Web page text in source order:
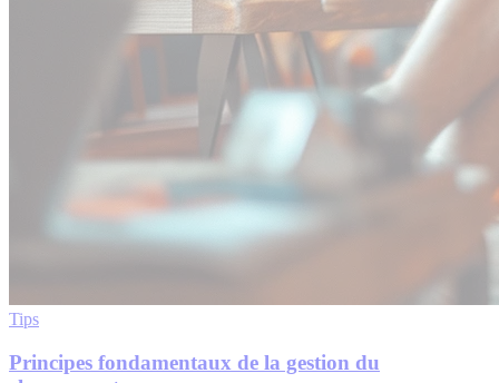
Tips
Principes fondamentaux de la gestion du